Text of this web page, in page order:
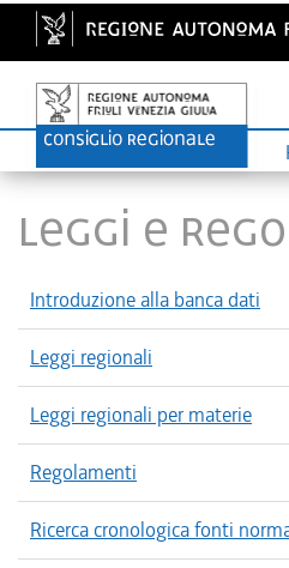
LEGGI E
Introduzione alla banca dati
Leggi regionali
Leggi regionali per materie
Regolamenti
Ricerca cronologica fonti